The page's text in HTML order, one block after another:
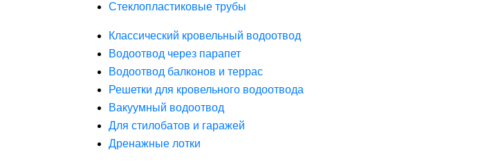
Стеклопластиковые трубы
Классический кровельный водоотвод
Водоотвод через парапет
Водоотвод балконов и террас
Решетки для кровельного водоотвода
Вакуумный водоотвод
Для стилобатов и гаражей
Дренажные лотки